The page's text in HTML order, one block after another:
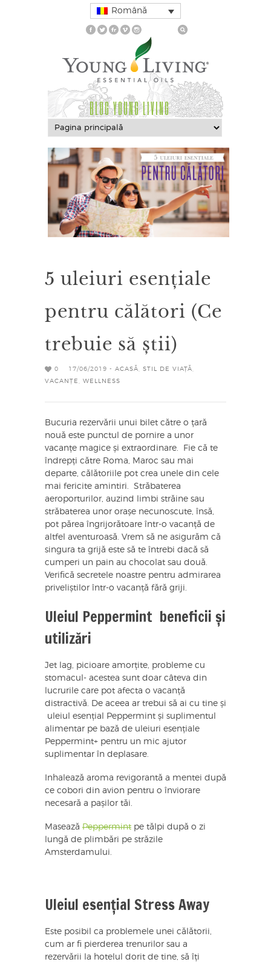
Română
BLOG YOUNG LIVING
5 uleiuri esențiale
pentru călători (Ce
trebuie să știi)
0 17/06/2019 - ACASĂ STIL DE VIAȚĂ
VACANȚE
WELLNESS
Bucuria rezervării unui bilet către o țară
nouă este punctul de pornire a unor
vacanțe magice și extraordinare. Fie că te
îndrepți către Roma, Maroc sau mai
departe, călătoriile pot crea unele din cele
mai fericite amintiri. Străbaterea
aeroporturilor, auzind limbi străine sau
străbaterea unor orașe necunoscute, însă,
pot părea îngrijorătoare într-o vacanță de
altfel aventuroasă. Vrem să ne asigurăm că
singura ta grijă este să te întrebi dacă să
cumperi un pain au chocolat sau două.
Verifică secretele noastre pentru admirarea
priveliștilor într-o vacanță fără griji.
Uleiul Peppermint beneficii și
utilizări
Jet lag, picioare amorțite, probleme cu
stomacul- acestea sunt doar câteva din
lucrurile care pot afecta o vacanță
distractivă. De aceea ar trebui să ai cu tine și
uleiul esențial Peppermint și suplimentul
alimentar pe bază de uleiuri esențiale
Peppermint+ pentru un mic ajutor
suplimentar în deplasare.
Inhalează aroma revigorantă a mentei după
ce cobori din avion pentru o înviorare
necesară a pașilor tăi.
Masează Peppermint pe tălpi după o zi
lungă de plimbări pe străzile
Amsterdamului.
Uleiul esențial Stress Away
Este posibil ca problemele unei călătorii,
cum ar fi pierderea trenurilor sau a
rezervării la hotelul dorit de tine, să îți